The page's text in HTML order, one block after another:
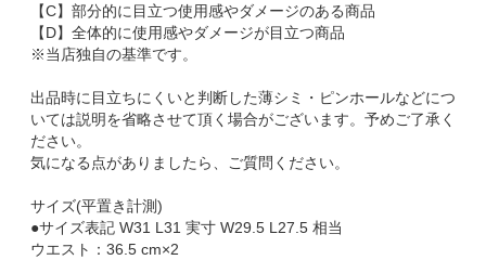
【C】部分的に目立つ使用感やダメージのある商品
【D】全体的に使用感やダメージが目立つ商品
※当店独自の基準です。
出品時に目立ちにくいと判断した薄シミ・ピンホールなどにつ
いては説明を省略させて頂く場合がございます。予めご了承く
ださい。
気になる点がありましたら、ご質問ください。
サイズ(平置き計測)
●サイズ表記 W31 L31 実寸 W29.5 L27.5 相当
ウエスト：36.5 cm×2